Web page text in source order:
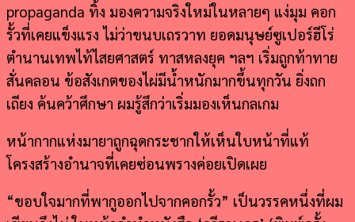
propaganda ทิ้ง มองความจริงใหม่ในหลายๆ แง่มุม คอก
รั้วที่เคยแข็งแรง ไม่ว่าขนบเถรวาท ยอดมนุษย์ซูเปอร์ฮีโร่
ตำนานเทพไท้ไสยศาสตร์ ทาสหลงยุค ฯลฯ เริ่มถูกท้าทาย
สั่นคลอน ข้อสังเกตของไผ่มีน้ำหนักมากขึ้นทุกวัน ยิ่งถก
เถียง ค้นคว้าศึกษา ผมรู้สึกว่าเริ่มมองเห็นกลเกม
หน้ากากแห่งมายาถูกฉุดกระชากให้เห็นใบหน้าที่แท้
โครงสร้างอำนาจที่เคยซ่อนพรางค่อยเปิดเผย
“ขอบใจมากที่พากูออกไปจากคอกรั้ว” เป็นวรรคหนึ่งที่ผม